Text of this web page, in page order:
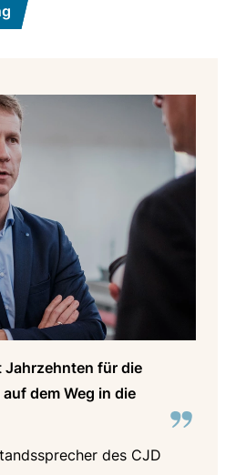
Jahrzehnten für die
dem Weg in die
des CJD